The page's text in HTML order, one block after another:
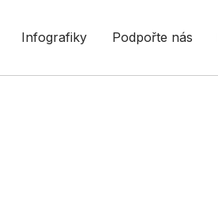
Infografiky Podpořte nás